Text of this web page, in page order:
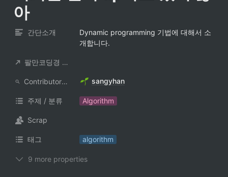
아
간단소개
Dynamic programming 기법에 대해서 소
개합니다.
팔만코딩경 컨트리뷰터
ContributorNotionAccount sangyhan
주제 / 분류 Algorithm
Scrap
태그 algorithm
9 more properties